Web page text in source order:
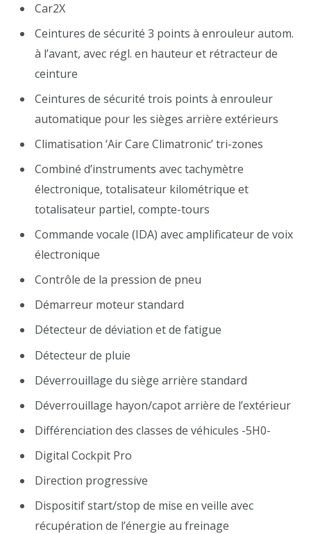
Car2X
Ceintures de sécurité 3 points à enrouleur autom.
à l’avant, avec régl. en hauteur et rétracteur de
ceinture
Ceintures de sécurité trois points à enrouleur
automatique pour les sièges arrière extérieurs
Climatisation ‘Air Care Climatronic’ tri-zones
Combiné d’instruments avec tachymètre
électronique, totalisateur kilométrique et
totalisateur partiel, compte-tours
Commande vocale (IDA) avec amplificateur de voix
électronique
Contrôle de la pression de pneu
Démarreur moteur standard
Détecteur de déviation et de fatigue
Détecteur de pluie
Déverrouillage du siège arrière standard
Déverrouillage hayon/capot arrière de l’extérieur
Différenciation des classes de véhicules -5H0-
Digital Cockpit Pro
Direction progressive
Dispositif start/stop de mise en veille avec
récupération de l’énergie au freinage